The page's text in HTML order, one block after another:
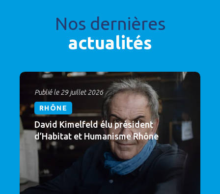
Nos dernières
actualités
Publié le 29 juillet 2026
RHÔNE
David Kimelfeld élu président
d’Habitat et Humanisme Rhône